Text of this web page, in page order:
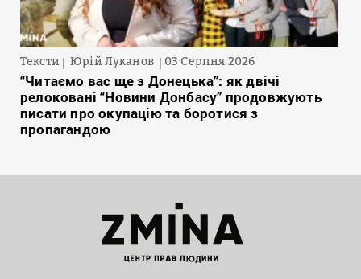
Тексти Юрій Луканов 03 Серпня 2026
“Читаємо вас ще з Донецька”: як двічі
релоковані “Новини Донбасу” продовжують
писати про окупацію та боротися з
пропагандою